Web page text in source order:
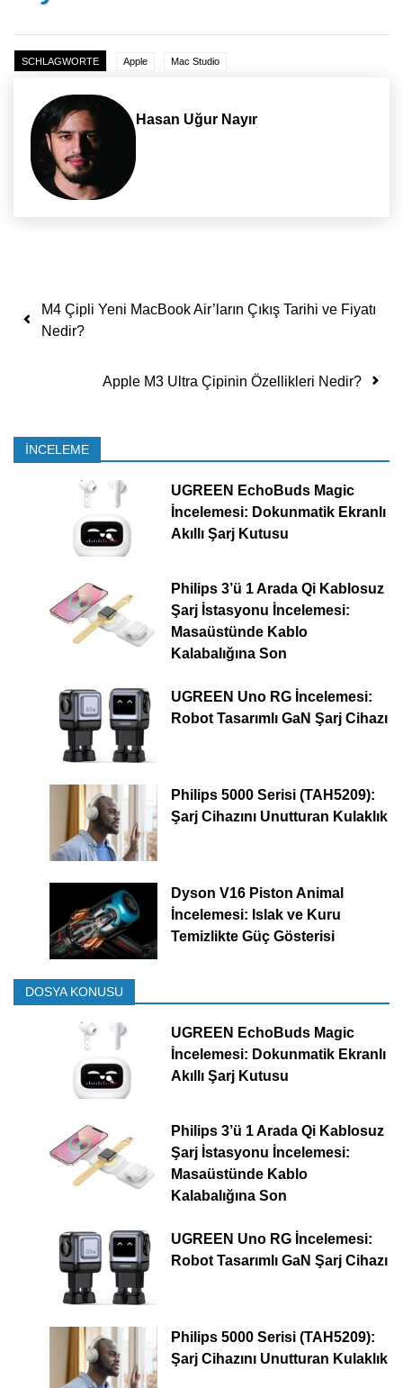
SCHLAGWORTE Apple Mac Studio
Hasan Uğur Nayır
Yazı dolaşımı
M4 Çipli Yeni MacBook Air’ların Çıkış Tarihi ve Fiyatı
Nedir?
Apple M3 Ultra Çipinin Özellikleri Nedir?
İNCELEME
UGREEN EchoBuds Magic
İncelemesi: Dokunmatik Ekranlı
Akıllı Şarj Kutusu
Philips 3’ü 1 Arada Qi Kablosuz
Şarj İstasyonu İncelemesi:
Masaüstünde Kablo
Kalabalığına Son
UGREEN Uno RG İncelemesi:
Robot Tasarımlı GaN Şarj Cihazı
Philips 5000 Serisi (TAH5209):
Şarj Cihazını Unutturan Kulaklık
Dyson V16 Piston Animal
İncelemesi: Islak ve Kuru
Temizlikte Güç Gösterisi
DOSYA KONUSU
UGREEN EchoBuds Magic
İncelemesi: Dokunmatik Ekranlı
Akıllı Şarj Kutusu
Philips 3’ü 1 Arada Qi Kablosuz
Şarj İstasyonu İncelemesi:
Masaüstünde Kablo
Kalabalığına Son
UGREEN Uno RG İncelemesi:
Robot Tasarımlı GaN Şarj Cihazı
Philips 5000 Serisi (TAH5209):
Şarj Cihazını Unutturan Kulaklık